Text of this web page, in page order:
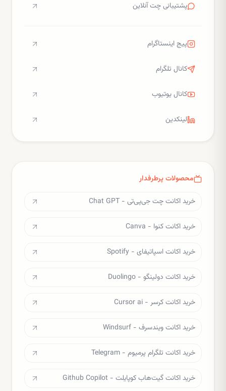
پشتیبانی چت آنلاین
پیج اینستاگرام
کانال تلگرام
کانال یوتیوب
لینکدین
محصولات پرطرفدار
خرید اکانت چت جی‌پی‌تی - Chat GPT
خرید اکانت کنوا - Canva
خرید اکانت اسپاتیفای - Spotify
خرید اکانت دولینگو - Duolingo
خرید اکانت کرسر - Cursor ai
خرید اکانت ویندسرف - Windsurf
خرید اکانت تلگرام پرمیوم - Telegram
خرید اکانت گیت‌هاب کوپایلت - Github Copilot